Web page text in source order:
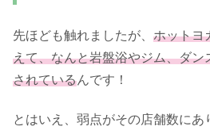
先ほども触れましたが、 ホットヨ
えて、なんと岩盤浴やジム、ダン
されているんです！
とはいえ、弱点がその店舗数にあ